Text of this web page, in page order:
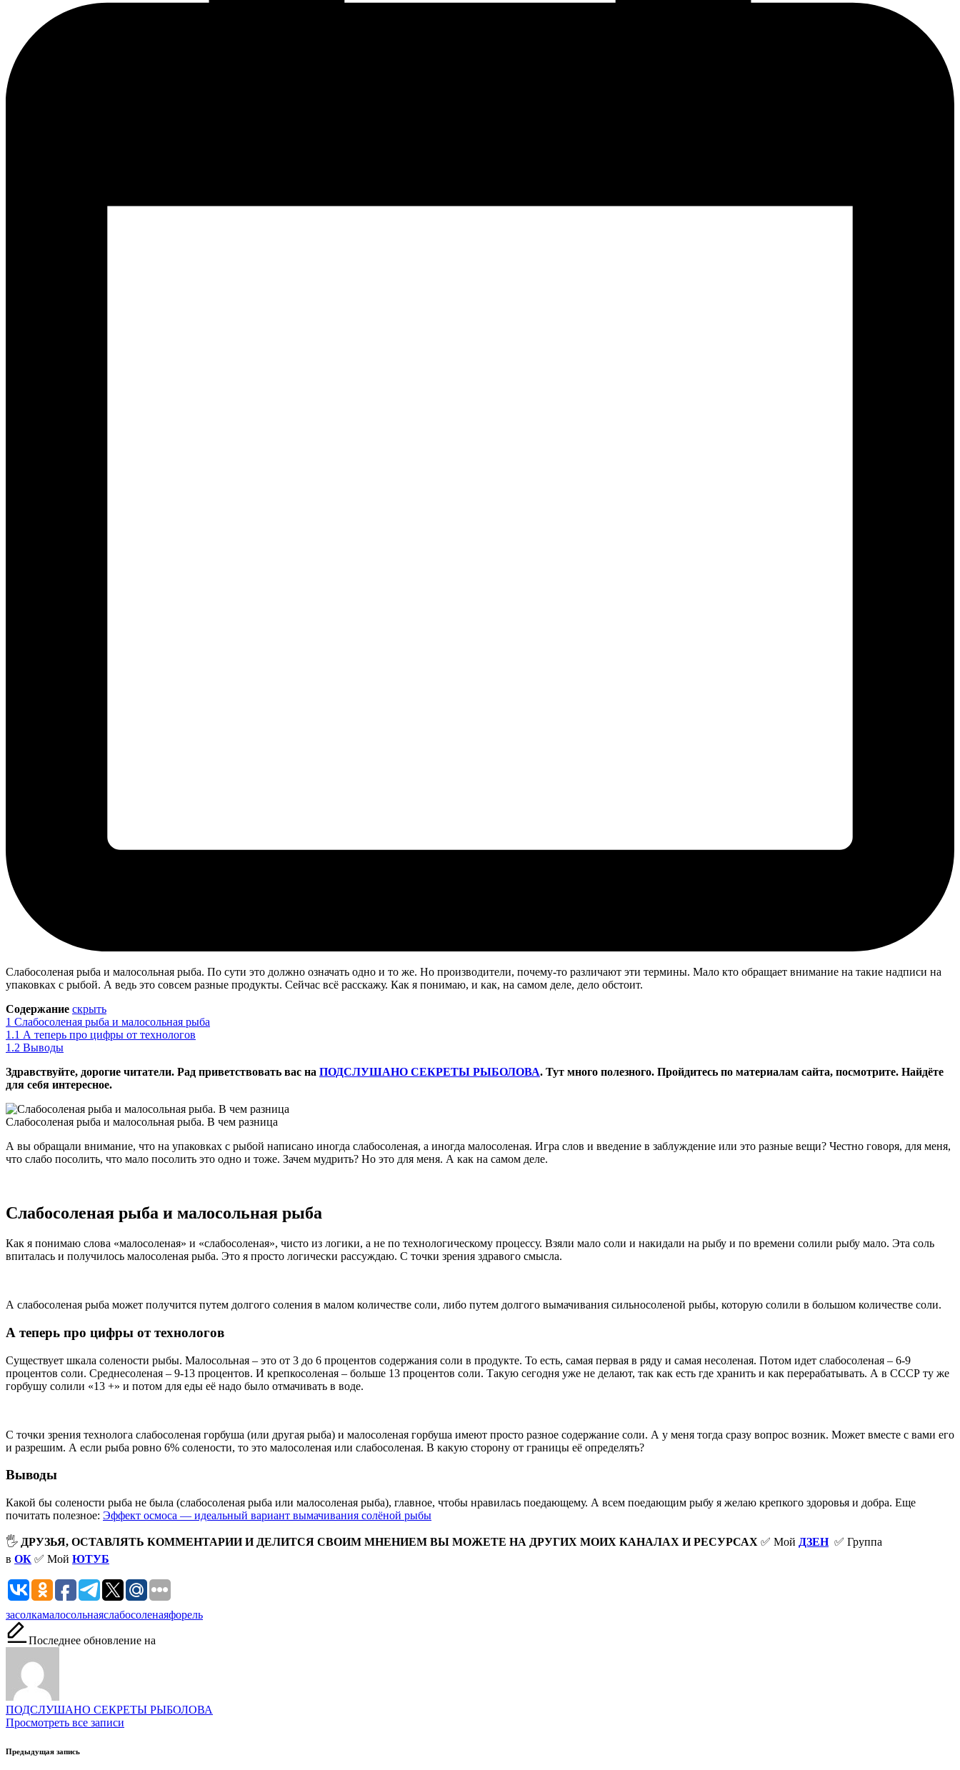
Слабосоленая рыба и малосольная рыба. По сути это должно означать одно и то же. Но производители, почему-то различают эти термины. Мало кто обращает внимание на такие надписи на
упаковках с рыбой. А ведь это совсем разные продукты. Сейчас всё расскажу. Как я понимаю, и как, на самом деле, дело обстоит.
Содержание скрыть
1 Слабосоленая рыба и малосольная рыба
1.1 А теперь про цифры от технологов
1.2 Выводы
Здравствуйте, дорогие читатели. Рад приветствовать вас на ПОДСЛУШАНО СЕКРЕТЫ РЫБОЛОВА. Тут много полезного. Пройдитесь по материалам сайта, посмотрите. Найдёте
для себя интересное.
Слабосоленая рыба и малосольная рыба. В чем разница
А вы обращали внимание, что на упаковках с рыбой написано иногда слабосоленая, а иногда малосоленая. Игра слов и введение в заблуждение или это разные вещи? Честно говоря, для меня,
что слабо посолить, что мало посолить это одно и тоже. Зачем мудрить? Но это для меня. А как на самом деле.
Слабосоленая рыба и малосольная рыба
Как я понимаю слова «малосоленая» и «слабосоленая», чисто из логики, а не по технологическому процессу. Взяли мало соли и накидали на рыбу и по времени солили рыбу мало. Эта соль
впиталась и получилось малосоленая рыба. Это я просто логически рассуждаю. С точки зрения здравого смысла.
А слабосоленая рыба может получится путем долгого соления в малом количестве соли, либо путем долгого вымачивания сильносоленой рыбы, которую солили в большом количестве соли.
А теперь про цифры от технологов
Существует шкала солености рыбы. Малосольная – это от 3 до 6 процентов содержания соли в продукте. То есть, самая первая в ряду и самая несоленая. Потом идет слабосоленая – 6-9
процентов соли. Среднесоленая – 9-13 процентов. И крепкосоленая – больше 13 процентов соли. Такую сегодня уже не делают, так как есть где хранить и как перерабатывать. А в СССР ту же
горбушу солили «13 +» и потом для еды её надо было отмачивать в воде.
С точки зрения технолога слабосоленая горбуша (или другая рыба) и малосоленая горбуша имеют просто разное содержание соли. А у меня тогда сразу вопрос возник. Может вместе с вами его
и разрешим. А если рыба ровно 6% солености, то это малосоленая или слабосоленая. В какую сторону от границы её определять?
Выводы
Какой бы солености рыба не была (слабосоленая рыба или малосоленая рыба), главное, чтобы нравилась поедающему. А всем поедающим рыбу я желаю крепкого здоровья и добра. Еще
почитать полезное: Эффект осмоса — идеальный вариант вымачивания солёной рыбы
🖐 ДРУЗЬЯ, ОСТАВЛЯТЬ КОММЕНТАРИИ И ДЕЛИТСЯ СВОИМ МНЕНИЕМ ВЫ МОЖЕТЕ НА ДРУГИХ МОИХ КАНАЛАХ И РЕСУРСАХ ✅ Мой ДЗЕН✅ Группа
в ОК ✅ Мой ЮТУБ
Метки:
засолкамалосольнаяслабосоленаяфорель
Последнее обновление на
ПОДСЛУШАНО СЕКРЕТЫ РЫБОЛОВА
Просмотреть все записи
Навигация
Предыдущая запись